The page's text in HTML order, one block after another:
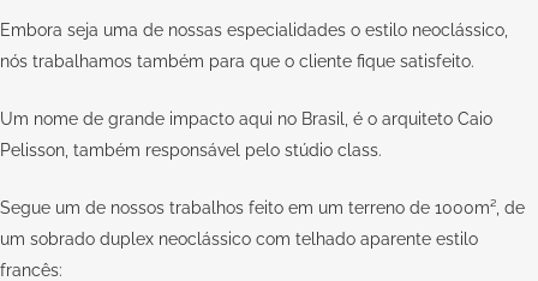
Embora seja uma de nossas especialidades o estilo neoclássico,
nós trabalhamos também para que o cliente fique satisfeito.
Um nome de grande impacto aqui no Brasil, é o arquiteto Caio
Pelisson , também responsável pelo stúdio class.
Segue um de nossos trabalhos feito em um terreno de 1000m², de
um sobrado duplex neoclássico com telhado aparente estilo
francês: